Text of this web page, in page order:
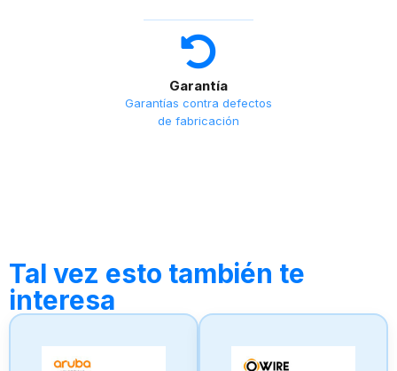
Garantía
Garantías contra defectos
de fabricación
Tal vez esto también te
interesa